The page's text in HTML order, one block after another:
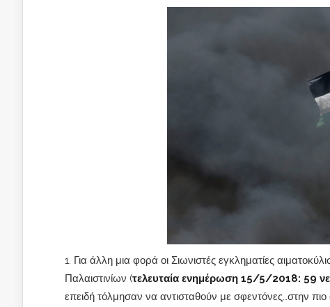
Για άλλη μια φορά οι Σιωνιστές εγκληματίες
Παλαιστινίων (τελευταία ενημέρωση 15/5/2018: 59
επειδή τόλμησαν να αντισταθούν με σφεντόνες…στην